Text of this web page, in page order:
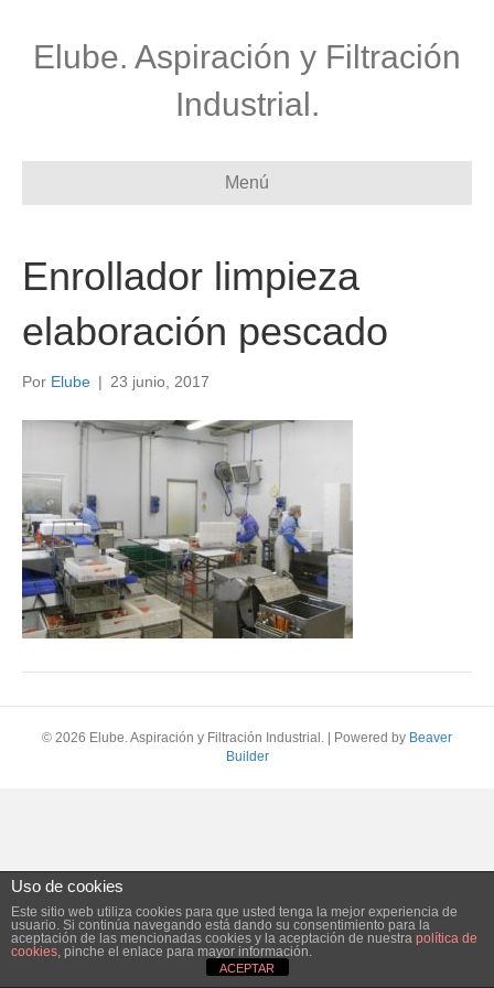
Elube. Aspiración y Filtración
Industrial.
Menú
Enrollador limpieza
elaboración pescado
Por Elube | 23 junio, 2017
© 2026 Elube. Aspiración y Filtración Industrial. Powered by Beaver
Builder
Uso de cookies
Este sitio web utiliza cookies para que usted tenga la mejor experiencia de
usuario. Si continúa navegando está dando su consentimiento para la
aceptación de las mencionadas cookies y la aceptación de nuestra política de
cookies, pinche el enlace para mayor información.
ACEPTAR